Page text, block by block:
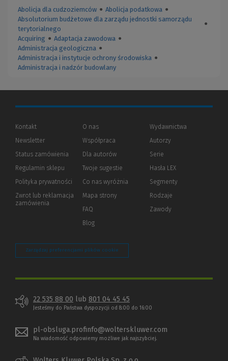
Abolicja dla cudzoziemców ● Abolicja podatkowa ●
Absolutorium budżetowe dla zarządu jednostki samorządu
terytorialnego
●
Acquiring ● Adaptacja zawodowa ●
Administracja geologiczna ●
Administracja i instytucje ochrony środowiska ●
Administracja i nadzór budowlany
Kontakt
Newsletter
Status zamówienia
Regulamin sklepu
Polityka prywatności (Nowe
(Link
innej
Zwrot lub reklamacja
zamówienia
O nas
Współpraca
Dla autorów(Nowe
(Link
innej
Twoje sugestie
Co nas wyróżnia
Mapa strony
FAQ
Blog
Wydawnictwa
Autorzy
Serie
Hasła LEX
Segmenty
Rodzaje
Zawody
Zarządzaj preferencjami plików cookie
22 535 88 00 lub 801 04 45 45
Jesteśmy do Państwa dyspozycji od 8:00 do 16:00
pl-obsluga.profinfo@wolterskluwer.com
Na wiadomość odpowiemy możliwe jak najszybciej.